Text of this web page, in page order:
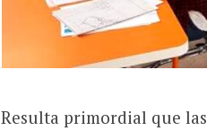
Resulta primordial que